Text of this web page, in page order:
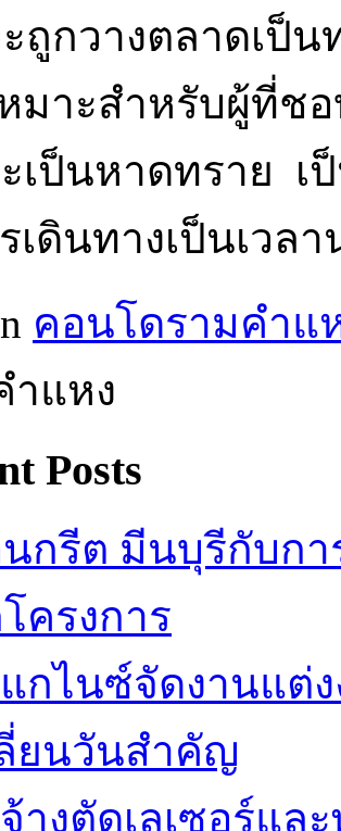
ถูกวางตลาดเป็น
มาะสำหรับผู้ที่ช
เป็นหาดทราย เ
เดินทางเป็นเวล
คอนโดรามคำแ
ำแหง
Posts
กรีต มีนบุรีกับกา
ครงการ
กไนซ์จัดงานแต่
ยนวันสำคัญ
างตัดเลเซอร์แ